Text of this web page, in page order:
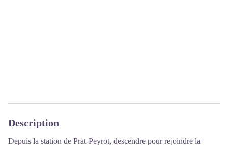
Description
Depuis la station de Prat-Peyrot, descendre pour rejoindre la